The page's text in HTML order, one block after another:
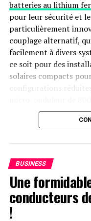
RELATED TOPICS: BUDS
SÉRIE PIXEL 9
UP NEXT
L’équipe masculine
olympiques brisés par
batteries au lithium
pour leur sécurité et
particulièrement
couplage alternatif,
facilement à divers
ce soit pour des
solaires compacts
configurations
Capacité et
Avec une capacité
domestique atteignant
peut être associé à
ouvre la possibilité
supplémentaires via
portant ainsi la
2400 watts
BUSINESS
Une
conducteurs
!